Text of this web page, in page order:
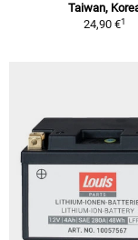
Taiwan,
24,90 €1